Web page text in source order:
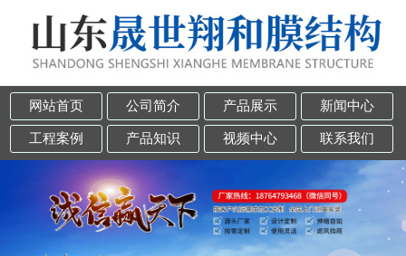
网站首页 公司简介 产品展示 新闻中心
工程案例 产品知识 视频中心 联系我们